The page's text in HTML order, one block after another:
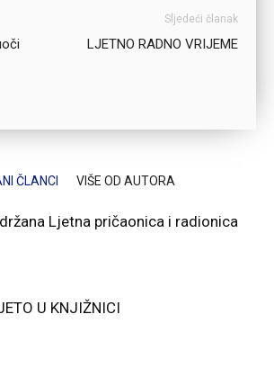
Sljedeći članak
LJETNO RADNO VRIJEME
ČLANCI VIŠE OD AUTORA
Ljetna pričaonica i radionica
U KNJIŽNICI